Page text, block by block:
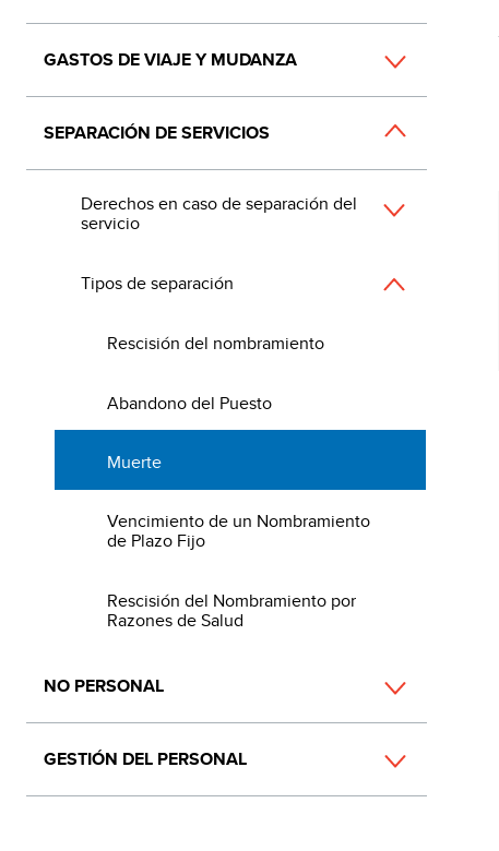
GASTOS DE VIAJE Y MUDANZA
SEPARACIÓN DE SERVICIOS
Derechos en caso de separación del
servicio
Tipos de separación
Rescisión del nombramiento
Abandono del Puesto
Muerte
Vencimiento de un Nombramiento
de Plazo Fijo
Rescisión del Nombramiento por
Razones de Salud
NO PERSONAL
GESTIÓN DEL PERSONAL